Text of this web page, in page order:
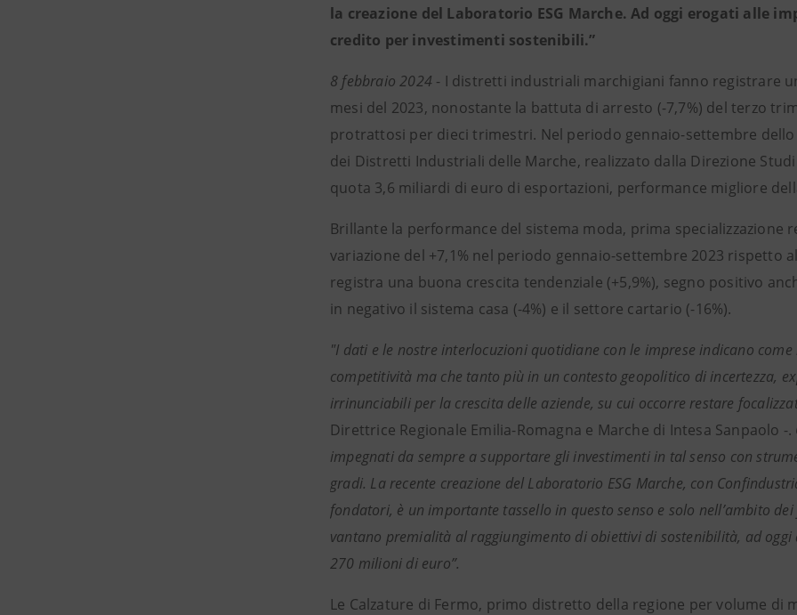
la creazione del Laboratorio ESG Marche. Ad oggi erogati alle
credito per investimenti sostenibili.”
8 febbraio 2024 - I distretti industriali marchigiani fanno registrare
mesi del 2023, nonostante la battuta di arresto (-7,7%) del terzo
protrattosi per dieci trimestri. Nel periodo gennaio-settembre
dei Distretti Industriali delle Marche, realizzato dalla Direzione
quota 3,6 miliardi di euro di esportazioni, performance migliore
Brillante la performance del sistema moda, prima
variazione del +7,1% nel periodo gennaio-settembre 2023 rispetto
registra una buona crescita tendenziale (+5,9%), segno positivo
in negativo il sistema casa (-4%) e il settore cartario (-16%).
"I dati e le nostre interlocuzioni quotidiane con le imprese indicano
competitività ma che tanto più in un contesto geopolitico di incertezza,
irrinunciabili per la crescita delle aziende, su cui occorre restare
Direttrice Regionale Emilia-Romagna e Marche di Intesa Sanpaolo -.
impegnati da sempre a supportare gli investimenti in tal senso con
gradi. La recente creazione del Laboratorio ESG Marche, con
fondatori, è un importante tassello in questo senso e solo nell’ambito
vantano premialità al raggiungimento di obiettivi di sostenibilità, ad
270 milioni di euro”.
Le Calzature di Fermo, primo distretto della regione per volume di